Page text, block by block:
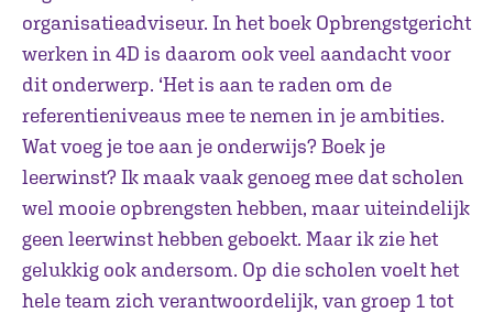
organisatieadviseur. In het boek Opbrengstgericht
werken in 4D is daarom ook veel aandacht voor
dit onderwerp. ‘Het is aan te raden om de
referentieniveaus mee te nemen in je ambities.
Wat voeg je toe aan je onderwijs? Boek je
leerwinst? Ik maak vaak genoeg mee dat scholen
wel mooie opbrengsten hebben, maar uiteindelijk
geen leerwinst hebben geboekt. Maar ik zie het
gelukkig ook andersom. Op die scholen voelt het
hele team zich verantwoordelijk, van groep 1 tot